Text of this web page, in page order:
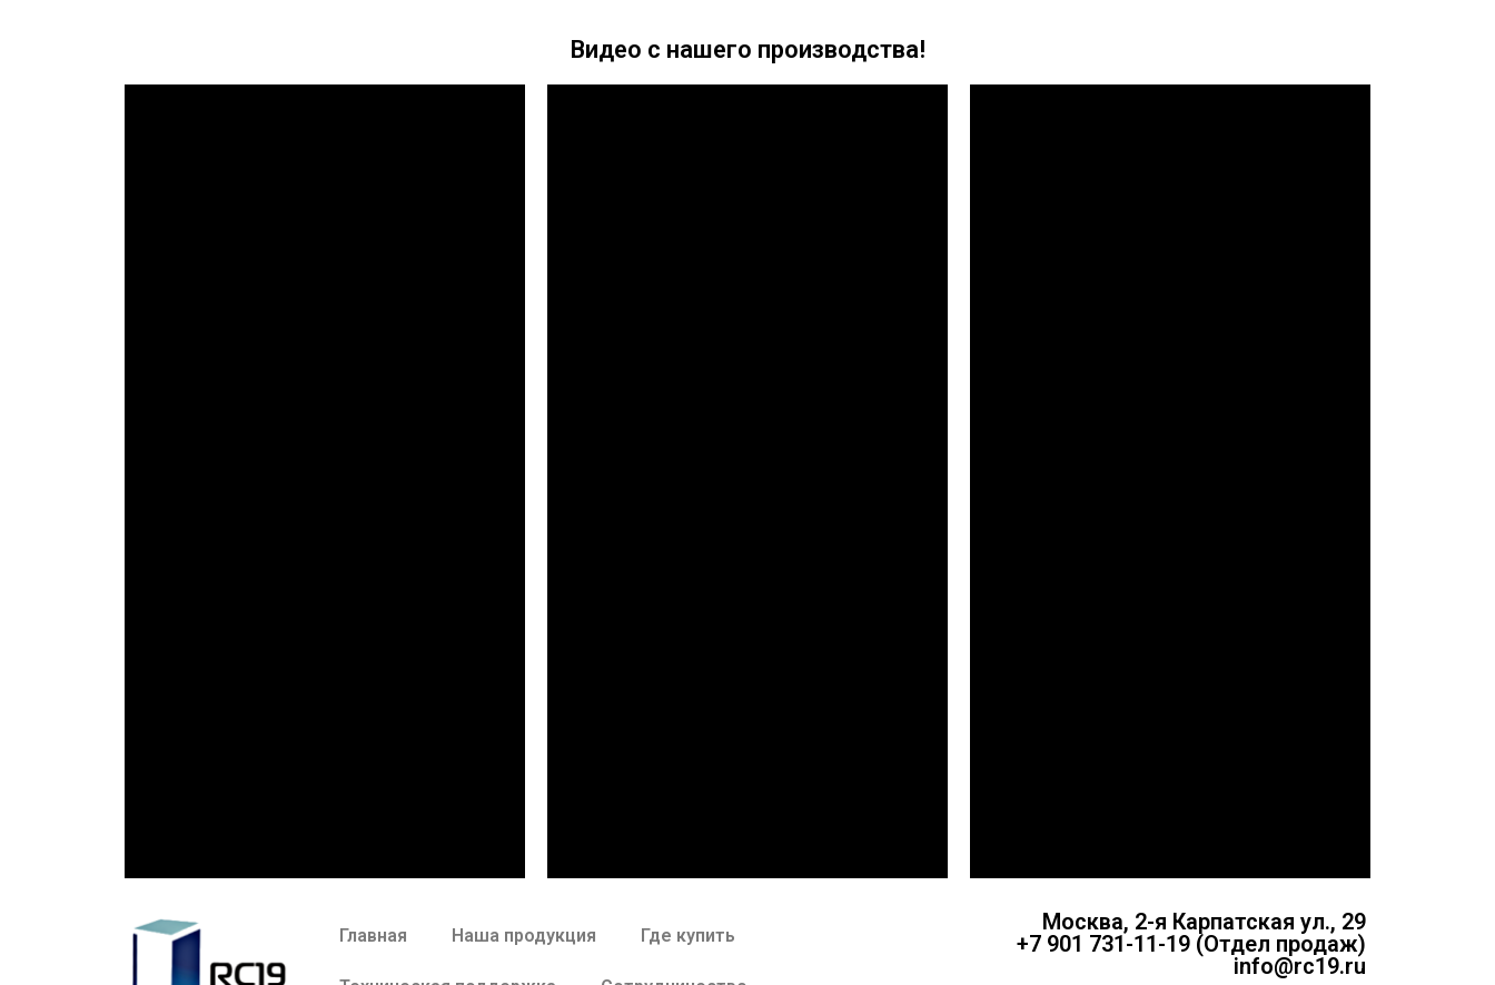
Видео с нашего производства!
Главная Наша продукция Где купить
Москва, 2-я Карпатская ул., 29
+7 901 731-11-19 (Отдел продаж)
info@rc19.ru